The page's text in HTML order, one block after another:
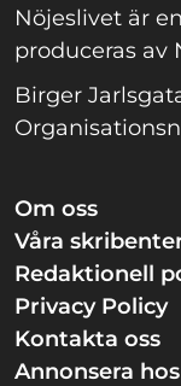
Nöjeslivet är
produceras av
Birger
Om oss
Våra
Redaktionell
Privacy Policy
Kontakta oss
Annonsera